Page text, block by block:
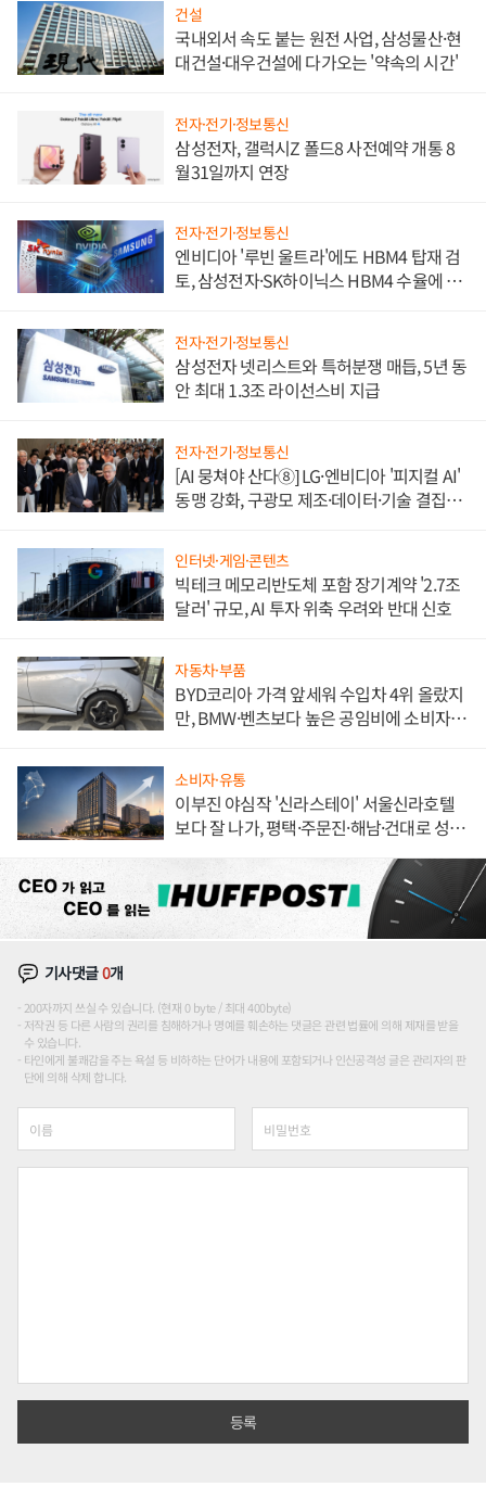
건설
국내외서 속도 붙는 원전 사업, 삼성물산·현
대건설·대우건설에 다가오는 '약속의 시간'
전자·전기·정보통신
삼성전자, 갤럭시Z 폴드8 사전예약 개통 8
월31일까지 연장
전자·전기·정보통신
엔비디아 '루빈 울트라'에도 HBM4 탑재 검
토, 삼성전자·SK하이닉스 HBM4 수율에 주
전자·전기·정보통신
삼성전자 넷리스트와 특허분쟁 매듭, 5년 동
안 최대 1.3조 라이선스비 지급
전자·전기·정보통신
[AI 뭉쳐야 산다⑧] LG·엔비디아 '피지컬 AI'
동맹 강화, 구광모 제조·데이터·기술 결집
인터넷·게임·콘텐츠
빅테크 메모리반도체 포함 장기계약 '2.7조
달러' 규모, AI 투자 위축 우려와 반대 신호
자동차·부품
BYD코리아 가격 앞세워 수입차 4위 올랐지
만, BMW·벤츠보다 높은 공임비에 소비자
소비자·유통
이부진 야심작 '신라스테이' 서울신라호텔
보다 잘 나가, 평택·주문진·해남·건대로 성
기사댓글0개
200자까지 쓰실 수 있습니다. (현재 0 byte / 최대 400byte)
저작권 등 다른 사람의 권리를 침해하거나 명예를 훼손하는 댓글은 관련 법률에 의해 제재를 받을
수 있습니다.
타인에게 불쾌감을 주는 욕설 등 비하하는 단어가 내용에 포함되거나 인신공격성 글은 관리자의 판
단에 의해 삭제 합니다.